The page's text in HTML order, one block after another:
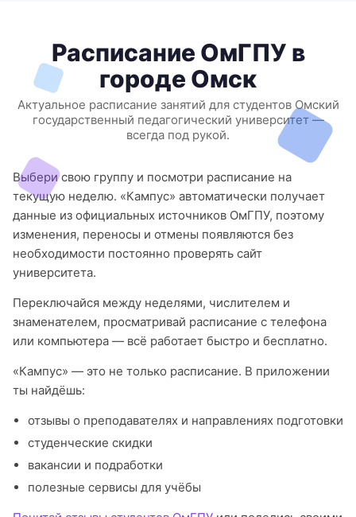
Расписание ОмГПУ в
городе Омск
Актуальное расписание занятий для студентов Омский
государственный педагогический университет —
всегда под рукой.
Выбери свою группу и посмотри расписание на
текущую неделю. «Кампус» автоматически получает
данные из официальных источников ОмГПУ, поэтому
изменения, переносы и отмены появляются без
необходимости постоянно проверять сайт
университета.
Переключайся между неделями, числителем и
знаменателем, просматривай расписание с телефона
или компьютера — всё работает быстро и бесплатно.
«Кампус» — это не только расписание. В приложении
ты найдёшь:
отзывы о преподавателях и направлениях подготовки
студенческие скидки
вакансии и подработки
полезные сервисы для учёбы